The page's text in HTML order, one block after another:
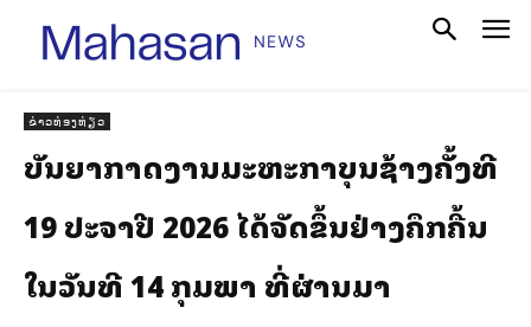
ຂ່າວທ່ອງທ່ຽວ
ບັນຍາກາດງານມະຫະກໍາບຸນຊ້າງຄັ້ງທີ
19 ປະຈໍາປີ 2026 ໄດ້ຈັດຂຶ້ນຢ່າງຄຶກຄື້ນ
ໃນວັນທີ 14 ກຸມພາ ທີ່ຜ່ານມາ